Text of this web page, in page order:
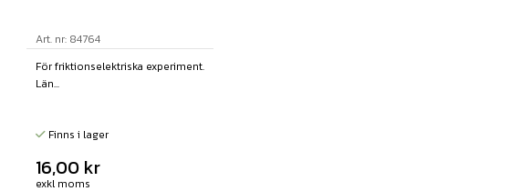
Art. nr: 84764
För friktionselektriska experiment.
Län...
Finns i lager
16,00 kr
exkl moms